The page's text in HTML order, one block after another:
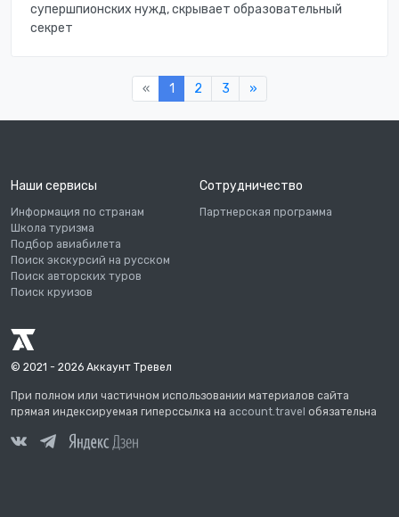
супершпионских нужд, скрывает образовательный
секрет
« 1 2 3 »
Наши сервисы
Информация по странам
Школа туризма
Подбор авиабилета
Поиск экскурсий на русском
Поиск авторских туров
Поиск круизов
Сотрудничество
Партнерская программа
© 2021 - 2026 Аккаунт Тревел
При полном или частичном использовании материалов сайта
прямая индексируемая гиперссылка на account.travel обязательна